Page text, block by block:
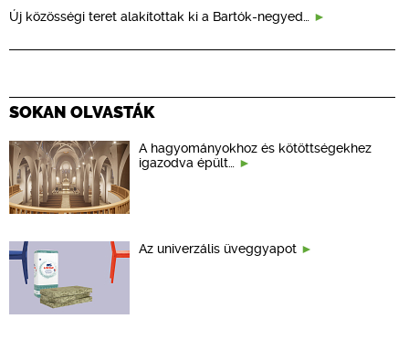
Új közösségi teret alakítottak ki a Bartók-negyed…
SOKAN OLVASTÁK
A hagyományokhoz és kötöttségekhez
igazodva épült…
Az univerzális üveggyapot